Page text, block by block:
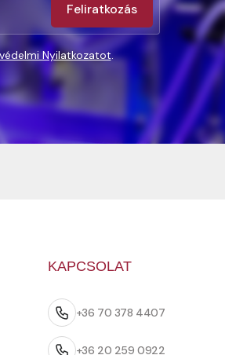
Feliratkozás
Nyilatkozatot.
KAPCSOLAT
+36 70 378 4407
+36 20 259 0922